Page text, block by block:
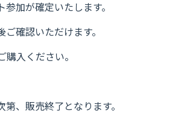
加が確定いたします。
確認いただけます。
入ください。
、販売終了となります。